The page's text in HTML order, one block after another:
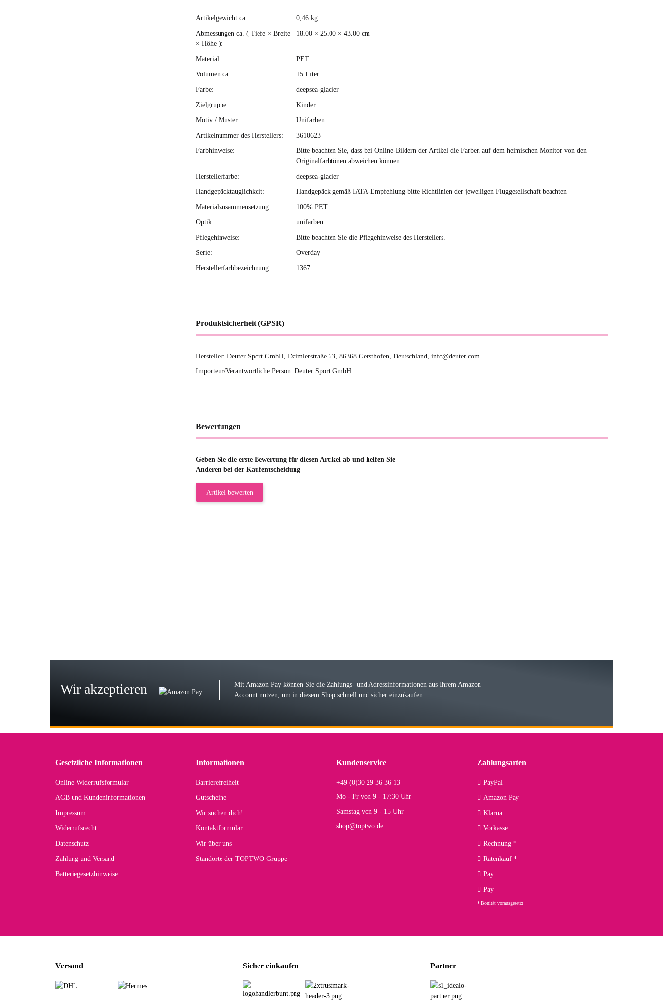
Produkteigenschaft
Wert
Artikelgewicht ca.: 0,46 kg
Abmessungen ca. ( Tiefe × Breite
× Höhe ):
18,00 × 25,00 × 43,00 cm
Material: PET
Volumen ca.: 15 Liter
Farbe: deepsea-glacier
Zielgruppe: Kinder
Motiv / Muster: Unifarben
Artikelnummer des Herstellers: 3610623
Farbhinweise:
Bitte beachten Sie, dass bei Online-Bildern der Artikel die Farben auf dem heimischen Monitor von den
Originalfarbtönen abweichen können.
Herstellerfarbe: deepsea-glacier
Handgepäcktauglichkeit: Handgepäck gemäß IATA-Empfehlung-bitte Richtlinien der jeweiligen Fluggesellschaft beachten
Materialzusammensetzung: 100% PET
Optik: unifarben
Pflegehinweise: Bitte beachten Sie die Pflegehinweise des Herstellers.
Serie: Overday
Herstellerfarbbezeichnung: 1367
Produktsicherheit (GPSR)
Hersteller: Deuter Sport GmbH, Daimlerstraße 23, 86368 Gersthofen, Deutschland, info@deuter.com
Importeur/Verantwortliche Person: Deuter Sport GmbH
Bewertungen
Geben Sie die erste Bewertung für diesen Artikel ab und helfen Sie
Anderen bei der Kaufentscheidung
Artikel bewerten
Der Koffer macht einen sehr soliden Eindruck. Die Zuverlässigkeit muss sich noch in den kommenden Jahren herausstellen. Spannend wird es falls
Hans E
Wir akzeptieren
Mit Amazon Pay können Sie die Zahlungs- und Adressinformationen aus Ihrem Amazon
Account nutzen, um in diesem Shop schnell und sicher einzukaufen.
Gesetzliche Informationen
Online-Widerrufsformular
AGB und Kundeninformationen
Impressum
Widerrufsrecht
Datenschutz
Zahlung und Versand
Batteriegesetzhinweise
Informationen
Barrierefreiheit
Gutscheine
Wir suchen dich!
Kontaktformular
Wir über uns
Standorte der TOPTWO Gruppe
Kundenservice
+49 (0)30 29 36 36 13
Mo - Fr von 9 - 17:30 Uhr
Samstag von 9 - 15 Uhr
shop@toptwo.de
Zahlungsarten
PayPal
Amazon Pay
Klarna
Vorkasse
Rechnung *
Ratenkauf *
Pay
Pay
* Bonität vorausgesetzt
Versand Sicher einkaufen Partner